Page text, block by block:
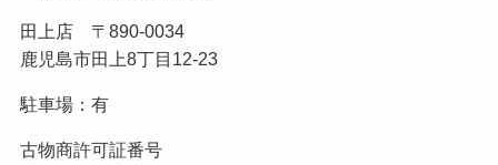
田上店 〒890-0034
鹿児島市田上8丁目12-23
駐車場：有
古物商許可証番号